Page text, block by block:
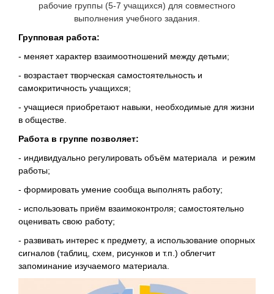
рабочие группы (5-7 учащихся) для совместного
выполнения учебного задания.
Групповая работа:
- меняет характер взаимоотношений между детьми;
- возрастает творческая самостоятельность и
самокритичность учащихся;
- учащиеся приобретают навыки, необходимые для жизни
в обществе.
Работа в группе позволяет:
- индивидуально регулировать объём материала и режим
работы;
- формировать умение сообща выполнять работу;
- использовать приём взаимоконтроля; самостоятельно
оценивать свою работу;
- развивать интерес к предмету, а использование опорных
сигналов (таблиц, схем, рисунков и т.п.) облегчит
запоминание изучаемого материала.